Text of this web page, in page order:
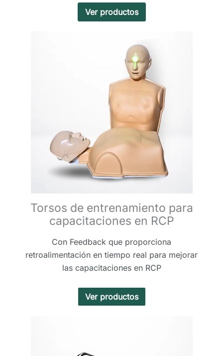
Ver productos
Torsos de entrenamiento para
capacitaciones en RCP
Con Feedback que proporciona
retroalimentación en tiempo real para mejorar
las capacitaciones en RCP
Ver productos